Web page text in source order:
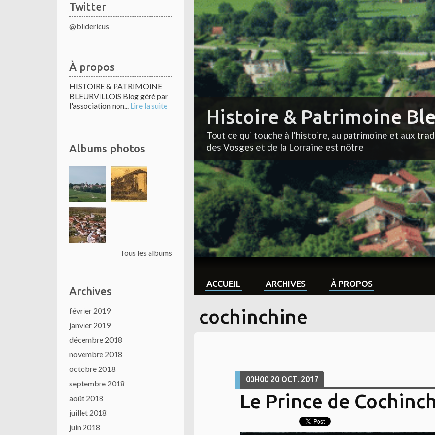
Twitter
@blidericus
À propos
HISTOIRE & PATRIMOINE
BLEURVILLOIS Blog géré par
l'association non... Lire la suite
Albums photos
Tous les albums
Archives
février 2019
janvier 2019
décembre 2018
novembre 2018
octobre 2018
septembre 2018
août 2018
juillet 2018
juin 2018
Histoire & Patrimoine
Tout ce qui touche à l'histoire, au patrimoine et aux
des Vosges et de la Lorraine est nôtre
ACCUEIL ARCHIVES À PROPOS
cochinchine
00H00 20 OCT. 2017
Le Prince de